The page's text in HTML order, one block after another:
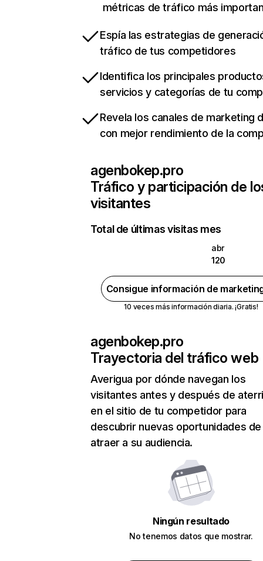
métricas de tráfico más
Espía las estrategias de
tráfico de tus competidores
Identifica los principales
servicios y categorías de tu
Revela los canales de marketing
con mejor rendimiento de la
agenbokep.pro
Tráfico y participación de
visitantes
Total de últimas visitas mes
abr
120
Consigue información de
10 veces más información diaria. ¡Gratis!
agenbokep.pro
Trayectoria del tráfico web
Averigua por dónde navegan los
visitantes antes y después de
en el sitio de tu competidor para
descubrir nuevas oportunidades de
atraer a su audiencia.
Ningún resultado
No tenemos datos que mostrar.